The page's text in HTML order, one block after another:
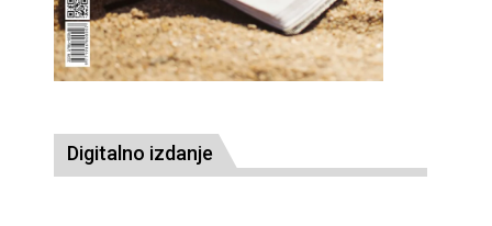
Digitalno izdanje